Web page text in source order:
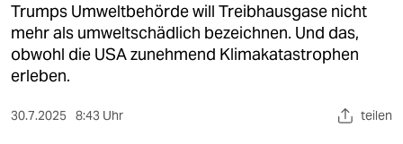
kultur
sport
Trumps Umweltbehörde will Treibhausgase nicht
mehr als umweltschädlich bezeichnen. Und das,
obwohl die USA zunehmend Klimakatastrophen
erleben.
30.7.2025 8:43 Uhr teilen